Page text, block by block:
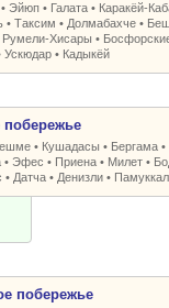
•Эйюп • Галата • Каракёй-
•Таксим • Долмабахче •
Румели-Xисары •
Ускюдар • Кадыкёй
побережье
• Кушадасы • Бергама •
•Эфес • Приена • Милет •
• Датча • Денизли •
побережье